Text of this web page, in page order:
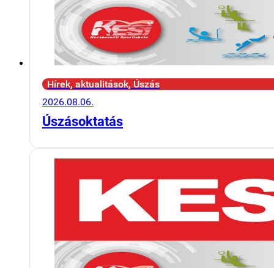
Hírek, aktualitások, Úszás
2026.08.06.
Úszásoktatás